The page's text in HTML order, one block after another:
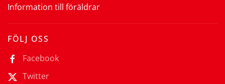
Information till föräldrar
FÖLJ OSS
Facebook
Twitter